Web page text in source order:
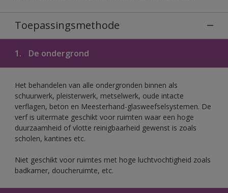
Toepassingsmethode
1. De ondergrond
Het behandelen van alle ondergronden binnen als
schuurwerk, pleisterwerk, metselwerk, oude intacte
verflagen, beton en Meesterhand-glasweefselsystemen. De
verf is uitermate geschikt voor ruimten waar een hoge
duurzaamheid of vlotte reinigbaarheid gewenst is zoals
scholen, kantines etc.
Niet geschikt voor ruimtes met hoge luchtvochtigheid zoals
badkamer, doucheruimte, etc.